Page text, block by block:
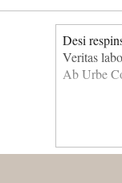
Desi
Veritas
Ab Urbe